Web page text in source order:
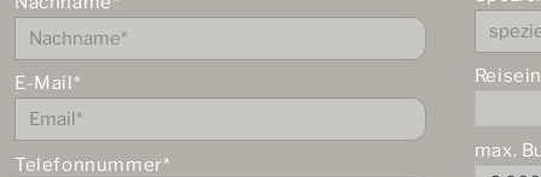
E-Mail*
Telefonnummer*
max.